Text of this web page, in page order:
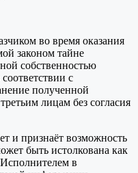
во время оказания
законом тайне
собственностью
с
полученной
лицам без согласия
и признаёт возможность
быть истолкована как
в